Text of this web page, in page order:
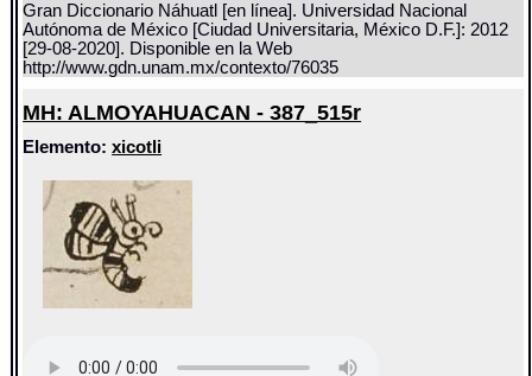
Gran Diccionario Náhuatl [en línea]. Universidad Nacional
Autónoma de México [Ciudad Universitaria, México D.F.]: 2012
[29-08-2020]. Disponible en la Web
http://www.gdn.unam.mx/contexto/76035
MH: ALMOYAHUACAN - 387_515r
Elemento:xicotli